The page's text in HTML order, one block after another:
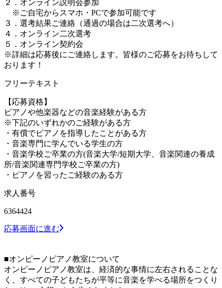
２．オンライン説明会参加
※ご自宅からスマホ・PCで参加可能です
３．選考結果ご連絡（通過の場合は二次選考へ）
４．オンライン二次選考
５．オンライン契約会
※詳細は応募後にご連絡します。皆様のご応募をお待ちして
おります！
フリーテキスト
【応募資格】
ピアノや他楽器などの音楽経験がある方
※下記のいずれかのご経験がある方
・有償でピアノを指導したことがある方
・音楽専門に学んでいる学生の方
・音楽学校ご卒業の方(音楽大学/短期大学、音楽関連の養成
所/音楽関連専門学校ご卒業の方)
・ピアノを習ったご経験のある方
求人番号
6364424
応募画面に進む
■オンピーノピアノ教室について
オンピーノピアノ教室は、経済的な事情に左右されることな
く、すべての子どもたちが平等に音楽を学べる場所をつくり